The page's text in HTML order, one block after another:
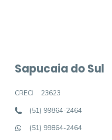
Sapucaia do Sul
CRECI
23623
(51) 99864-2464
(51) 99864-2464